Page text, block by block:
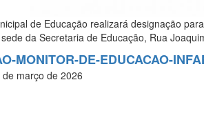
de Educação realizará designação
da Secretaria de Educação, Rua
MONITOR-DE-EDUCACAO-
março de 2026